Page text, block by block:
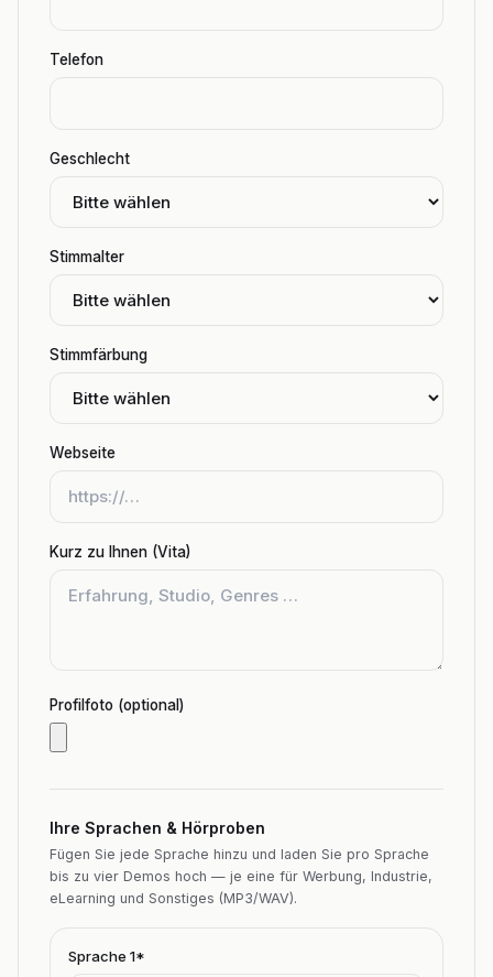
Telefon
Geschlecht
Stimmalter
Stimmfärbung
Webseite
Kurz zu Ihnen (Vita)
Profilfoto (optional)
Ihre Sprachen & Hörproben
Fügen Sie jede Sprache hinzu und laden Sie pro Sprache
bis zu vier Demos hoch — je eine für Werbung, Industrie,
eLearning und Sonstiges (MP3/WAV).
Sprache 1*